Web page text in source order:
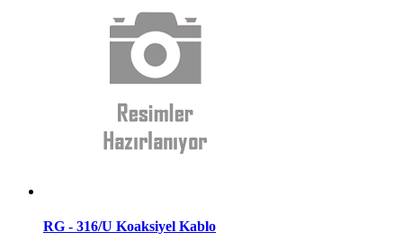
RG - 316/U Koaksiyel Kablo